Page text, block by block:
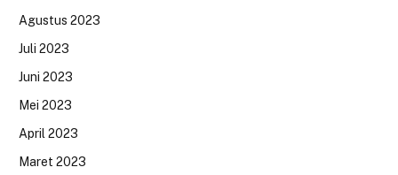
Agustus 2023
Juli 2023
Juni 2023
Mei 2023
April 2023
Maret 2023